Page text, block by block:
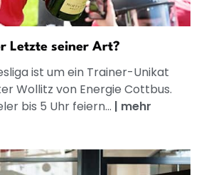
Letzte seiner Art?
ist um ein Trainer-Unikat
Wollitz von Energie Cottbus.
bis 5 Uhr feiern... | mehr